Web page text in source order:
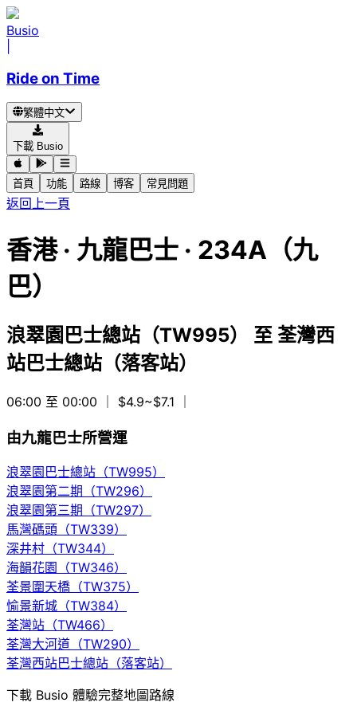
Busio
Ride on Time
繁體中文
下載 Busio
首頁 功能 路線 博客 常見問題
返回上一頁
香港· 九龍巴士 · 234A（九
巴）
浪翠園巴士總站（TW995） 至 荃灣西
站巴士總站（落客站）
06:00 至 00:00 ｜ $4.9~$7.1
由九龍巴士所營運
浪翠園巴士總站（TW995）
浪翠園第二期（TW296）
浪翠園第三期（TW297）
馬灣碼頭（TW339）
深井村（TW344）
海韻花園（TW346）
荃景圍天橋（TW375）
愉景新城（TW384）
荃灣站（TW466）
荃灣大河道（TW290）
荃灣西站巴士總站（落客站）
下載 Busio 體驗完整地圖路線